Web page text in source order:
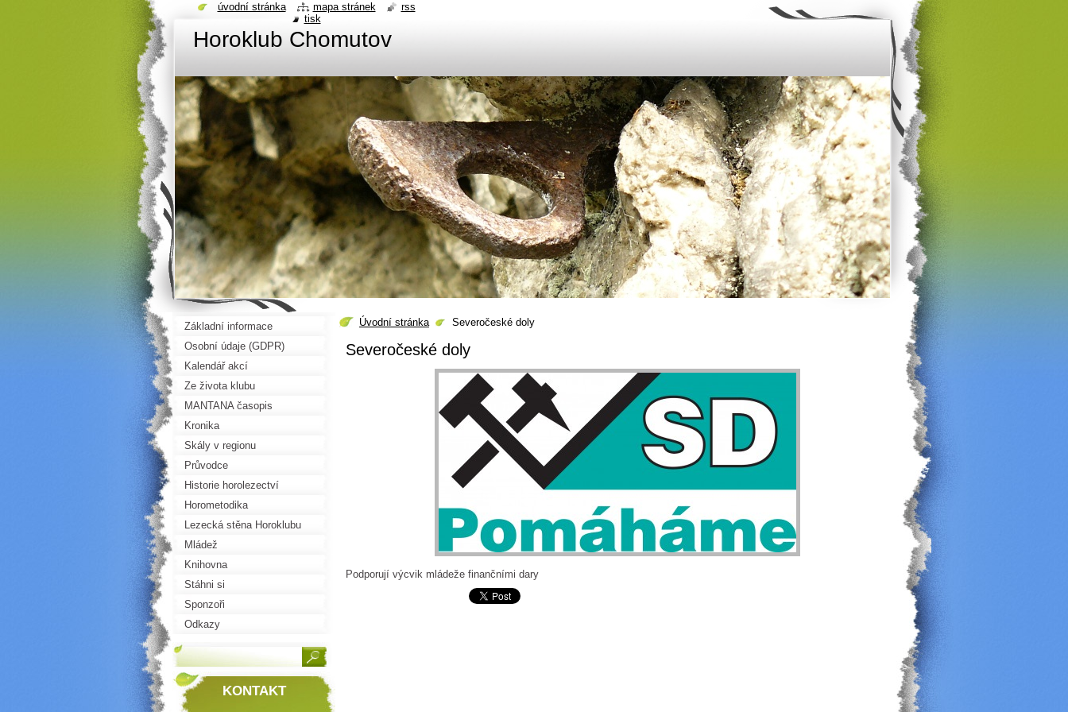
Horoklub Chomutov
Úvodní stránka Severočeské doly
Severočeské doly
Podporují výcvik mládeže finančními dary
Základní informace
Osobní údaje (GDPR)
Kalendář akcí
Ze života klubu
MANTANA časopis
Kronika
Skály v regionu
Průvodce
Historie horolezectví
Horometodika
Lezecká stěna Horoklubu
Mládež
Knihovna
Stáhni si
Sponzoři
Odkazy
KONTAKT
úvodní stránka mapa stránek
rss
tisk